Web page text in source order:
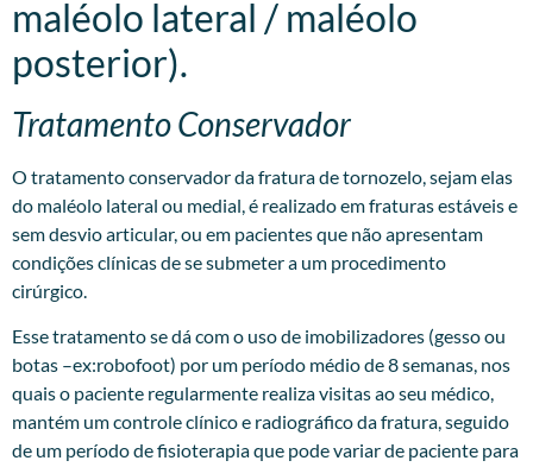
maléolo lateral / maléolo
posterior).
Tratamento Conservador
O tratamento conservador da fratura de tornozelo, sejam elas
do maléolo lateral ou medial, é realizado em fraturas estáveis e
sem desvio articular, ou em pacientes que não apresentam
condições clínicas de se submeter a um procedimento
cirúrgico.
Esse tratamento se dá com o uso de imobilizadores (gesso ou
botas –ex:robofoot) por um período médio de 8 semanas, nos
quais o paciente regularmente realiza visitas ao seu médico,
mantém um controle clínico e radiográfico da fratura, seguido
de um período de fisioterapia que pode variar de paciente para